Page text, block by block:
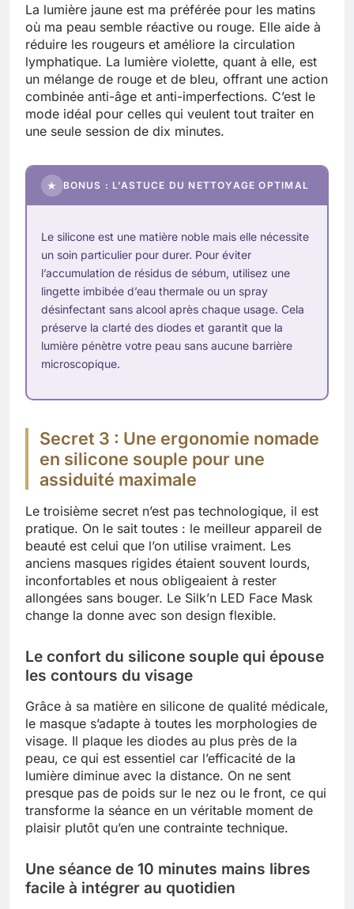
La lumière jaune est ma préférée pour les matins
où ma peau semble réactive ou rouge. Elle aide à
réduire les rougeurs et améliore la circulation
lymphatique. La lumière violette, quant à elle, est
un mélange de rouge et de bleu, offrant une action
combinée anti-âge et anti-imperfections. C’est le
mode idéal pour celles qui veulent tout traiter en
une seule session de dix minutes.
★ BONUS : L’ASTUCE DU NETTOYAGE OPTIMAL
Le silicone est une matière noble mais elle nécessite
un soin particulier pour durer. Pour éviter
l’accumulation de résidus de sébum, utilisez une
lingette imbibée d’eau thermale ou un spray
désinfectant sans alcool après chaque usage. Cela
préserve la clarté des diodes et garantit que la
lumière pénètre votre peau sans aucune barrière
microscopique.
Secret 3 : Une ergonomie nomade
en silicone souple pour une
assiduité maximale
Le troisième secret n’est pas technologique, il est
pratique. On le sait toutes : le meilleur appareil de
beauté est celui que l’on utilise vraiment. Les
anciens masques rigides étaient souvent lourds,
inconfortables et nous obligeaient à rester
allongées sans bouger. Le Silk’n LED Face Mask
change la donne avec son design flexible.
Le confort du silicone souple qui épouse
les contours du visage
Grâce à sa matière en silicone de qualité médicale,
le masque s’adapte à toutes les morphologies de
visage. Il plaque les diodes au plus près de la
peau, ce qui est essentiel car l’efficacité de la
lumière diminue avec la distance. On ne sent
presque pas de poids sur le nez ou le front, ce qui
transforme la séance en un véritable moment de
plaisir plutôt qu’en une contrainte technique.
Une séance de 10 minutes mains libres
facile à intégrer au quotidien